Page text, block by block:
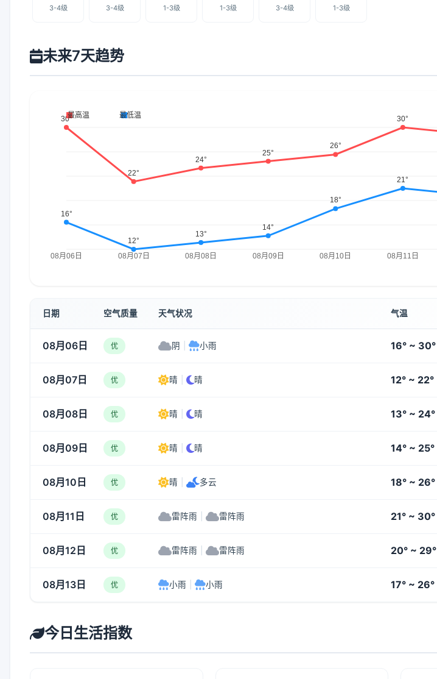
3-4级 3-4级 1-3级 1-3级 3-4级 1-3级
未来7天趋势
日期 空气质量 天气状况 气温
08月06日 优 阴 小雨 16° ~ 30°
08月07日 优 晴 晴 12° ~ 22°
08月08日 优 晴 晴 13° ~ 24°
08月09日 优 晴 晴 14° ~ 25°
08月10日 优 晴 多云 18° ~ 26°
08月11日 优 雷阵雨 雷阵雨 21° ~ 30°
08月12日 优 雷阵雨 雷阵雨 20° ~ 29°
08月13日 优 小雨 小雨 17° ~ 26°
今日生活指数